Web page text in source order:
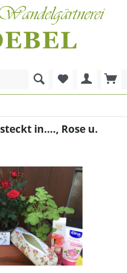
in...., Rose u.